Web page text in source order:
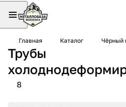
Главная Каталог Чёрный
Трубы
8